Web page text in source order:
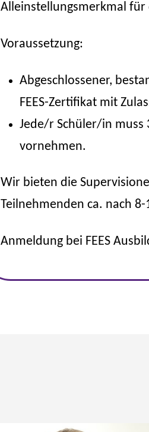
Alleinstellungsmerkmal für
Voraussetzung:
Abgeschlossener,
FEES-Zertifikat mit
Jede/r Schüler/in muss
vornehmen.
Wir bieten die
Teilnehmenden ca. nach
Anmeldung bei FEES